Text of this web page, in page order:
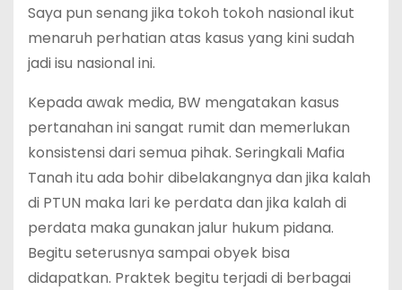
Saya pun senang jika tokoh tokoh nasional ikut
menaruh perhatian atas kasus yang kini sudah
jadi isu nasional ini.
Kepada awak media, BW mengatakan kasus
pertanahan ini sangat rumit dan memerlukan
konsistensi dari semua pihak. Seringkali Mafia
Tanah itu ada bohir dibelakangnya dan jika kalah
di PTUN maka lari ke perdata dan jika kalah di
perdata maka gunakan jalur hukum pidana.
Begitu seterusnya sampai obyek bisa
didapatkan. Praktek begitu terjadi di berbagai